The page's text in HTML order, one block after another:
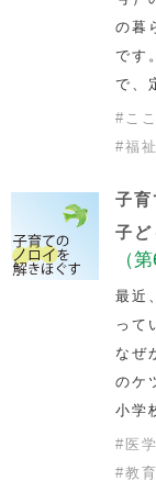
の暮
です
で、
# こ
#福祉
子
子ど
（
最近
って
なぜ
のケ
小学
# 医学
#教育